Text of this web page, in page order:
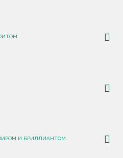
И БРИЛЛИАНТОМ